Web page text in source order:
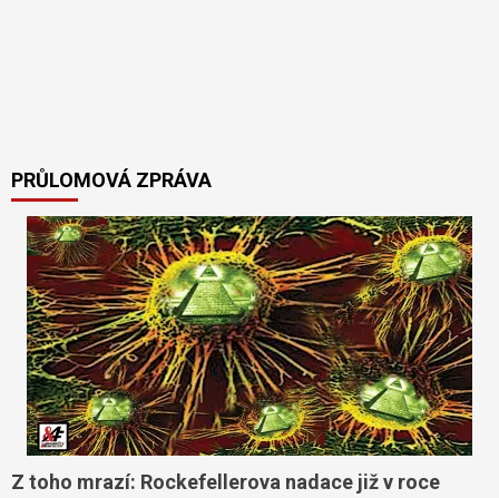
PRŮLOMOVÁ ZPRÁVA
Z toho mrazí: Rockefellerova nadace již v roce